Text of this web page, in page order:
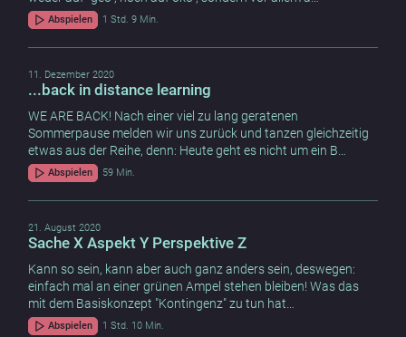
Abspielen 1 Std. 9 Min.
11. Dezember 2020
...back in distance learning
WE ARE BACK! Nach einer viel zu lang geratenen
Sommerpause melden wir uns zurück und tanzen gleichzeitig
etwas aus der Reihe, denn: Heute geht es nicht um ein B…
Abspielen 59 Min.
21. August 2020
Sache X Aspekt Y Perspektive Z
Kann so sein, kann aber auch ganz anders sein, deswegen:
einfach mal an einer grünen Ampel stehen bleiben! Was das
mit dem Basiskonzept "Kontingenz" zu tun hat…
Abspielen 1 Std. 10 Min.